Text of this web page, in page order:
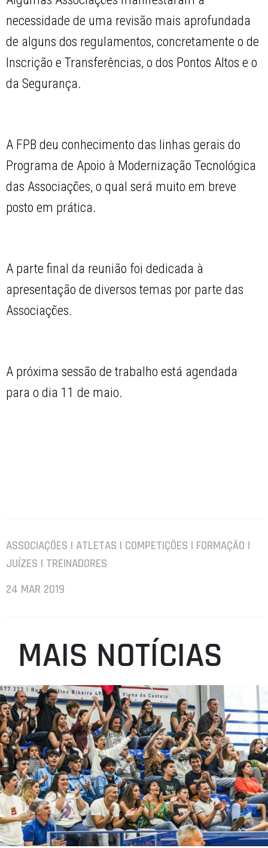
necessidade de uma revisão mais aprofundada
de alguns dos regulamentos, concretamente o de
Inscrição e Transferências, o dos Pontos Altos e o
da Segurança.
A FPB deu conhecimento das linhas gerais do
Programa de Apoio à Modernização Tecnológica
das Associações, o qual será muito em breve
posto em prática.
A parte final da reunião foi dedicada à
apresentação de diversos temas por parte das
Associações.
A próxima sessão de trabalho está agendada
para o dia 11 de maio.
ASSOCIAÇÕES | ATLETAS | COMPETIÇÕES | FORMAÇÃO |
JUÍZES | TREINADORES
24 MAR 2019
MAIS NOTÍCIAS